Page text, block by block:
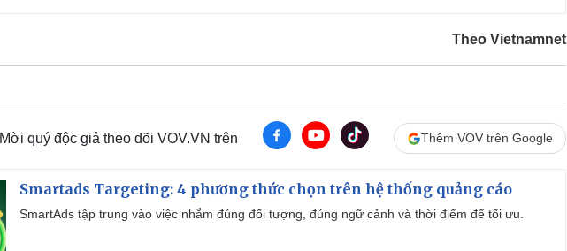
Theo Vietnamnet
Mời quý độc giả theo dõi VOV.VN trên Thêm VOV trên Google
Smartads Targeting: 4 phương thức chọn trên hệ thống quảng cáo
SmartAds tập trung vào việc nhắm đúng đối tượng, đúng ngữ cảnh và thời điểm để tối ưu.